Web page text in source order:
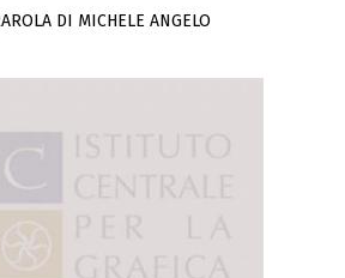
DI MICHELE ANGELO